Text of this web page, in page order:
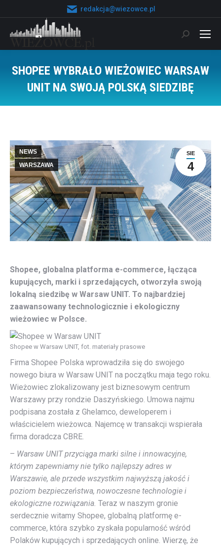
redakcja@wiezowce.pl
Szukaj:
SHOPEE WYBRAŁO WIEŻOWIEC WARSAW
UNIT NA SWOJĄ POLSKĄ SIEDZIBĘ
SIE
4
NEWS
WARSZAWA
Shopee, globalna platforma e-commerce, łącząca
kupujących, marki i sprzedających, otworzyła swoją
lokalną siedzibę w Warsaw UNIT. To najbardziej
zaawansowany technologicznie i ekologiczny
wieżowiec w Polsce.
Shopee w Warsaw UNIT, fot. materiały prasowe
Firma Shopee Polska wprowadziła się do swojego
nowego biura w Warsaw UNIT na początku maja tego roku.
Wieżowiec zlokalizowany jest biznesowym centrum
Warszawy przy rondzie Daszyńskiego. Umowa najmu
podpisana została z Ghelamco, deweloperem i
właścicielem wieżowca. Najemcę w transakcji wspierała
firma doradcza CBRE.
– Warsaw UNIT przyciąga marki silne i innowacyjne,
którym zapewniamy nie tylko najlepszy adres w
Warszawie, ale przede wszystkim najwyższą jakość i
poziom bezpieczeństwa, nowoczesne technologie i
ekologiczne rozwiązania. Teraz w naszym gronie
serdecznie witamy Shopee, globalną platformę e-
commerce, która szybko zyskała popularność wśród
Polaków kupujących i sprzedających online. Wierzę, że